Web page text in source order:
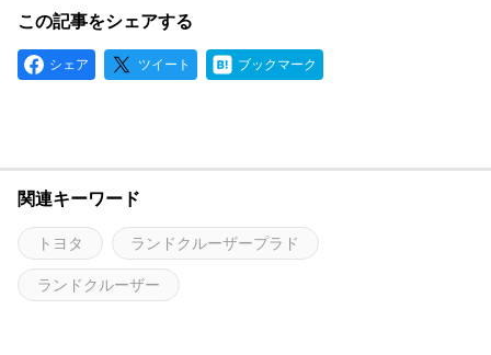
この記事をシェアする
シェア ツイート ブックマーク
関連キーワード
トヨタ ランドクルーザープラド
ランドクルーザー